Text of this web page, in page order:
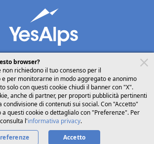
seguici su
Italiano
Cookies Chi siamo
browser?
non richiedono il tuo consenso per il
per monitorarne in modo aggregato e anonimo
solo con questi cookie chiudi il banner con "X".
anche di partner, per proporti pubblicità pertinenti
di contenuti sui social. Con "Accetto"
questi cookie o dettaglialo con "Preferenze". Per
l'informativa privacy.
Accetto